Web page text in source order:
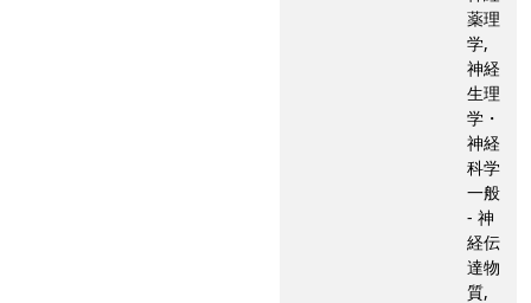
薬理
学,
神経
生理
学・
神経
科学
一般
- 神
経伝
達物
質,